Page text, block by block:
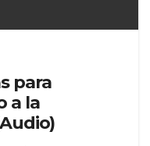
para
a la